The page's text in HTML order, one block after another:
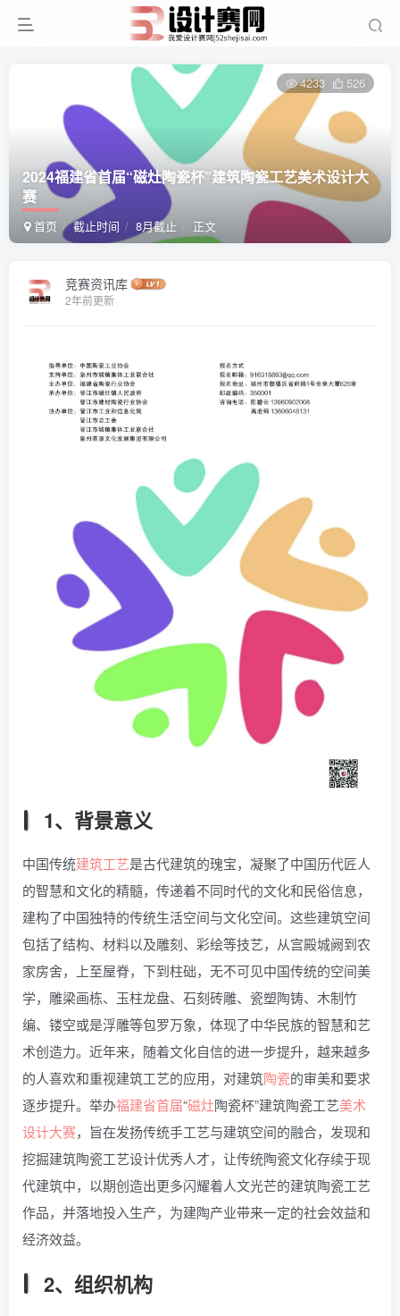
2024福建省首届“磁灶陶瓷杯”建筑陶瓷工艺美术设计大
赛
首页 截止时间 8月截止 正文
4233 526
竞赛资讯库
2年前更新
1、背景意义
中国传统建筑工艺是古代建筑的瑰宝，凝聚了中国历代匠人
的智慧和文化的精髓，传递着不同时代的文化和民俗信息，
建构了中国独特的传统生活空间与文化空间。这些建筑空间
包括了结构、材料以及雕刻、彩绘等技艺，从宫殿城阙到农
家房舍，上至屋脊，下到柱础，无不可见中国传统的空间美
学，雕梁画栋、玉柱龙盘、石刻砖雕、瓷塑陶铸、木制竹
编、镂空或是浮雕等包罗万象，体现了中华民族的智慧和艺
术创造力。近年来，随着文化自信的进一步提升，越来越多
的人喜欢和重视建筑工艺的应用，对建筑陶瓷的审美和要求
逐步提升。举办福建省首届“磁灶陶瓷杯”建筑陶瓷工艺美术
设计大赛，旨在发扬传统手工艺与建筑空间的融合，发现和
挖掘建筑陶瓷工艺设计优秀人才，让传统陶瓷文化存续于现
代建筑中，以期创造出更多闪耀着人文光芒的建筑陶瓷工艺
作品，并落地投入生产，为建陶产业带来一定的社会效益和
经济效益。
2、组织机构